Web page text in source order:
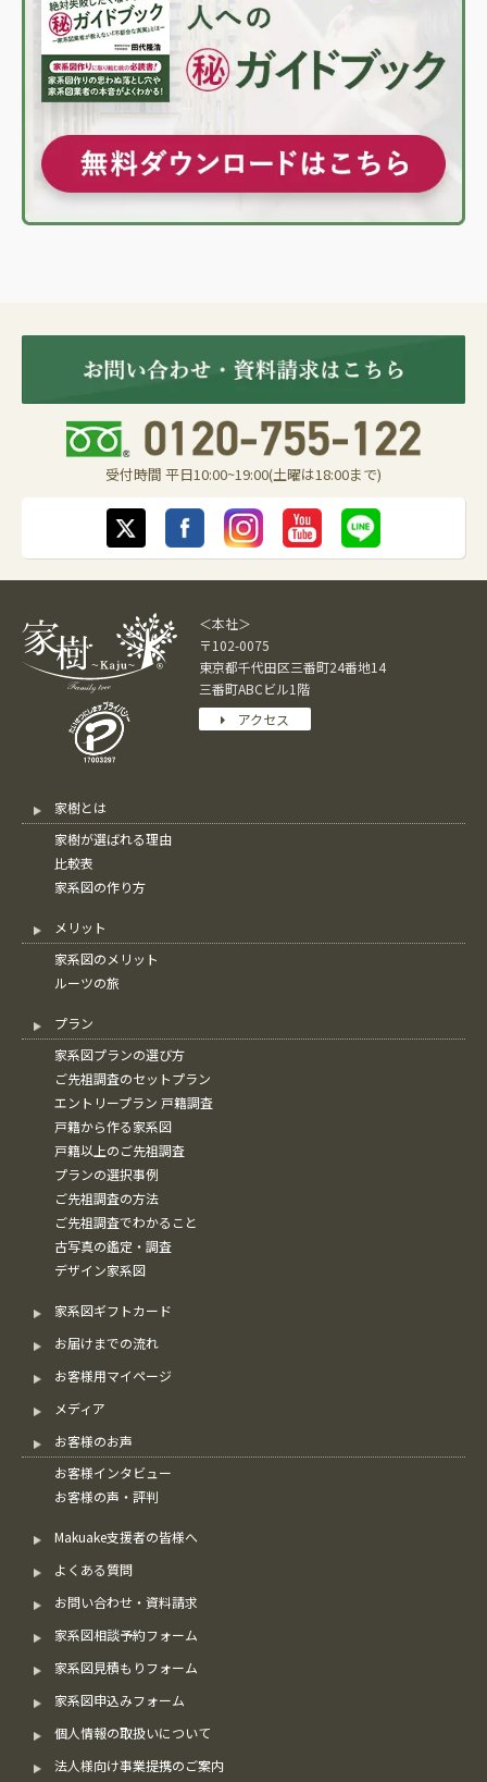
受付時間 平日10:00~19:00(土曜は18:00まで)
＜本社＞
〒102-0075
東京都千代田区三番町24番地14
三番町ABCビル1階
アクセス
家樹とは
家樹が選ばれる理由
比較表
家系図の作り方
メリット
家系図のメリット
ルーツの旅
プラン
家系図プランの選び方
ご先祖調査のセットプラン
エントリープラン 戸籍調査
戸籍から作る家系図
戸籍以上のご先祖調査
プランの選択事例
ご先祖調査の方法
ご先祖調査でわかること
古写真の鑑定・調査
デザイン家系図
家系図ギフトカード
お届けまでの流れ
お客様用マイページ
メディア
お客様のお声
お客様インタビュー
お客様の声・評判
Makuake支援者の皆様へ
よくある質問
お問い合わせ・資料請求
家系図相談予約フォーム
家系図見積もりフォーム
家系図申込みフォーム
個人情報の取扱いについて
法人様向け事業提携のご案内